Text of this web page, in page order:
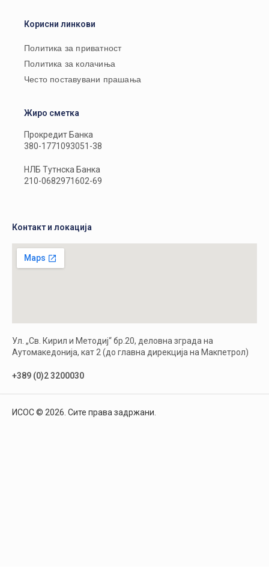
Корисни линкови
Политика за приватност
Политика за колачиња
Често поставувани прашања
Жиро сметка
Прокредит Банка
380-1771093051-38
НЛБ Тутнска Банка
210-0682971602-69
Контакт и локација
Ул. „Св. Кирил и Методиј“ бр.20, деловна зграда на
Аутомакедонија, кат 2 (до главна дирекција на Макпетрол)
+389 (0)2 3200030
ИСОС © 2026. Сите права задржани.